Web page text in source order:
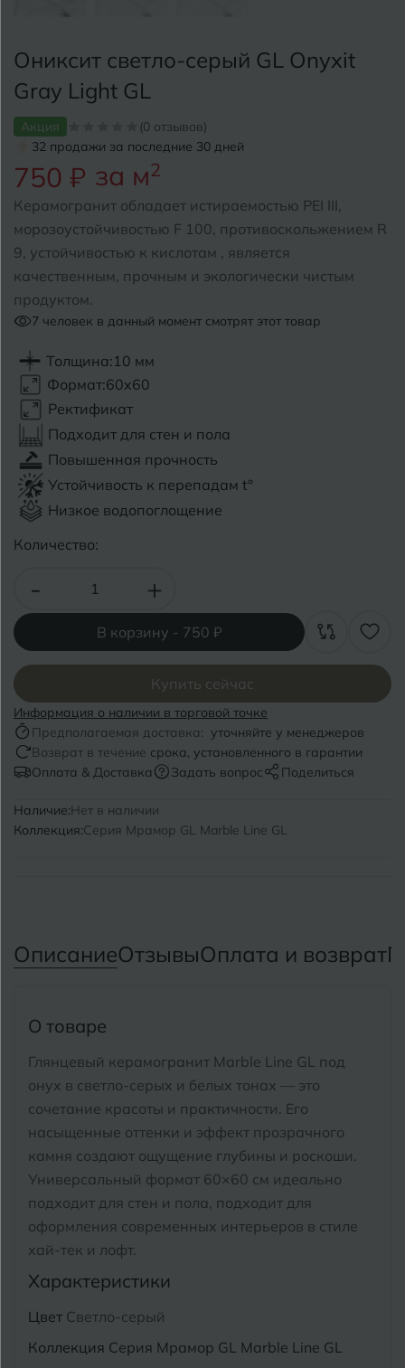
Ониксит светло-серый GL Onyxit
Gray Light GL
Акция
(0 отзывов)
32 продажи за последние 30 дней
750 ₽ за м2
Керамогранит обладает истираемостью PEI III,
морозоустойчивостью F 100, противоскольжением R
9, устойчивостью к кислотам , является
качественным, прочным и экологически чистым
продуктом.
7 человек в данный момент смотрят этот товар
Толщина:10 мм
Формат:60x60
Ректификат
Подходит для стен и пола
Повышенная прочность
Устойчивость к перепадам t°
Низкое водопоглощение
Количество:
- +
В корзину - 750 ₽
Купить сейчас
Информация о наличии в торговой точке
Предполагаемая доставка: уточняйте у менеджеров
Возврат в течение срока, установленного в гарантии
Оплата & Доставка
Задать вопрос Поделиться
Наличие:Нет в наличии
Коллекция:Серия Мрамор GL Marble Line GL
ОписаниеОтзывыОплата и возврат
О товаре
Глянцевый керамогранит Marble Line GL под
онyx в светло-серых и белых тонах — это
сочетание красоты и практичности. Его
насыщенные оттенки и эффект прозрачного
камня создают ощущение глубины и роскоши.
Универсальный формат 60×60 см идеально
подходит для стен и пола, подходит для
оформления современных интерьеров в стиле
хай-тек и лофт.
Характеристики
Цвет Светло-серый
Коллекция Серия Мрамор GL Marble Line GL
Анапа
Армавир
Барнаул
Белгород
Белореченск
Боровичи
Брянск
Бугульма
Бугуруслан
В Великий Новгород
Владимир
Г Геленджик
Грозный
Д Дмитровград
Ижевск
Казань
Кемерово
Ковров
Кострома
Котлас
Краснодар
Курган
Псков
Ростов-на-Дону
Рыбинск
Рязань
Смоленск
Сосновый Бор
Сочи
Ставрополь
Сыктывкар
Таганрог
Тула
Тюмень
У Улан-Удэ
Ульяновск